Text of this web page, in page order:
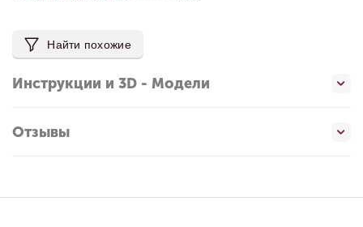
Найти похожие
Инструкции и 3D - Модели
Отзывы